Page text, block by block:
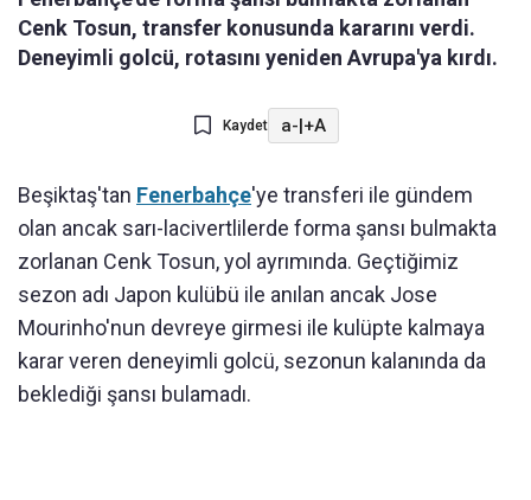
Cenk Tosun, transfer konusunda kararını verdi.
Deneyimli golcü, rotasını yeniden Avrupa'ya kırdı.
Kaydet a-|+A
Beşiktaş'tan Fenerbahçe'ye transferi ile gündem
olan ancak sarı-lacivertlilerde forma şansı bulmakta
zorlanan Cenk Tosun, yol ayrımında. Geçtiğimiz
sezon adı Japon kulübü ile anılan ancak Jose
Mourinho'nun devreye girmesi ile kulüpte kalmaya
karar veren deneyimli golcü, sezonun kalanında da
beklediği şansı bulamadı.